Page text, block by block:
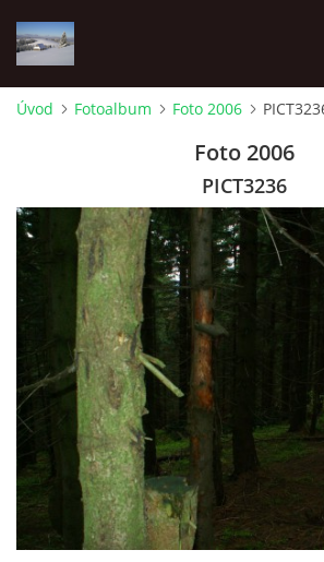
FOTOALBUM
PRE ČLENOV
Pozemkové spoločenstvo
Pribišská 4
029 57 Oravská Lesná
+421908926336,
Úvod Fotoalbum Foto 2006
Foto 2006
PICT3236